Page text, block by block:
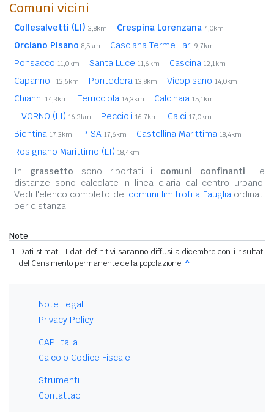
Comuni vicini
Collesalvetti (LI) 3,8km Crespina Lorenzana 4,0km
Orciano Pisano 8,5km Casciana Terme Lari 9,7km
Ponsacco 11,0km Santa Luce 11,6km Cascina 12,1km
Capannoli 12,6km Pontedera 13,8km Vicopisano 14,0km
Chianni 14,3km Terricciola 14,3km Calcinaia 15,1km
LIVORNO (LI) 16,3km Peccioli 16,7km Calci 17,0km
Bientina 17,3km PISA 17,6km Castellina Marittima 18,4km
Rosignano Marittimo (LI) 18,4km
In grassetto sono riportati i comuni confinanti. Le
distanze sono calcolate in linea d'aria dal centro urbano.
Vedi l'elenco completo dei comuni limitrofi a Faugliaordinati
per distanza.
Note
Dati stimati. I dati definitivi saranno diffusi a dicembre con i risultati
del Censimento permanente della popolazione. ^
Note Legali
Privacy Policy
CAP Italia
Calcolo Codice Fiscale
Strumenti
Contattaci